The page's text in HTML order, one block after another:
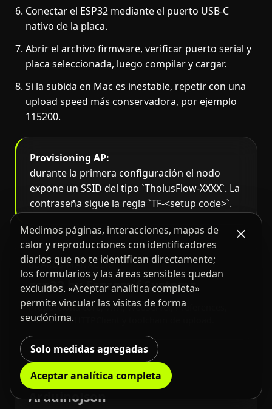
Conectar el ESP32 mediante el puerto USB-C
nativo de la placa.
Abrir el archivo firmware, verificar puerto serial y
placa seleccionada, luego compilar y cargar.
Si la subida en Mac es inestable, repetir con una
upload speed más conservadora, por ejemplo
115200.
Provisioning AP:
durante la primera configuración el nodo
expone un SSID del tipo `TholusFlow-XXXX`. La
contraseña sigue la regla `TF-<setup code>`.
BOARDS MANAGER
esp32 by Espressif Systems
Proporciona core, WiFi, WebServer, Preferences,
ESPmDNS, HTTPClient y toolchain de upload.
LIBRARY MANAGER
ArduinoJson
Medimos páginas, interacciones, mapas de
calor y reproducciones con identificadores
diarios que no te identifican directamente;
los formularios y las áreas sensibles quedan
excluidos. «Aceptar analítica completa»
permite vincular las visitas de forma
seudónima.
Solo medidas agregadas
Aceptar analítica completa